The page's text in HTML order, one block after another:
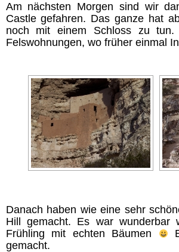
Am nächsten Morgen sind wir
Castle gefahren. Das ganze hat
noch mit einem Schloss zu tun.
Felswohnungen, wo früher einmal
Danach haben wie eine sehr
Hill gemacht. Es war wunderbar
Frühling mit echten Bäumen
gemacht.